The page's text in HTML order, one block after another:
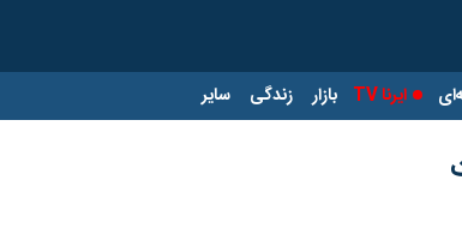
ایرنا TV بازار زندگی سایر